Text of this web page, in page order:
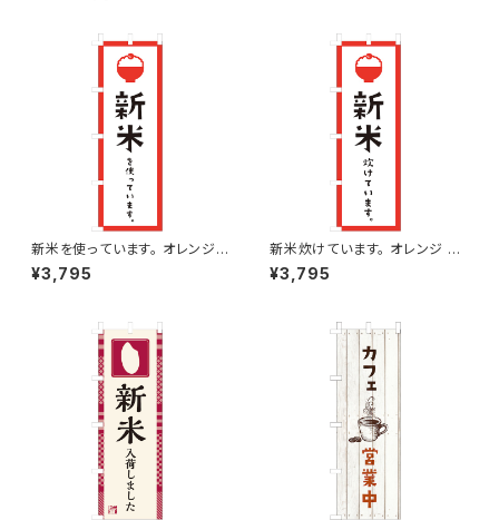
新米を使っています。 オレンジ
のぼり旗
¥3,795
新米炊けています。 オレンジ の
ぼり旗
¥3,795